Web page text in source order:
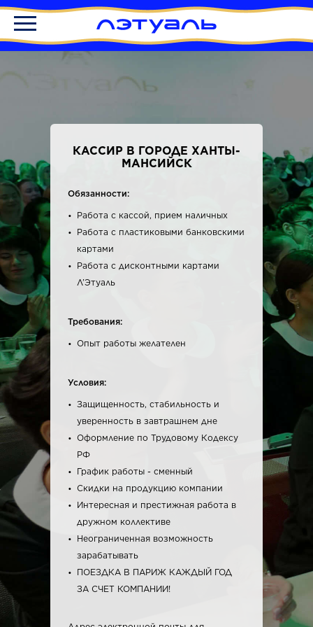
КАССИР В ГОРОДЕ ХАНТЫ-
МАНСИЙСК
Обязанности:
Работа с кассой, прием наличных
Работа с пластиковыми банковскими
картами
Работа с дисконтными картами
Л’Этуаль
Требования:
Опыт работы желателен
Условия:
Защищенность, стабильность и
уверенность в завтрашнем дне
Оформление по Трудовому Кодексу
РФ
График работы - сменный
Скидки на продукцию компании
Интересная и престижная работа в
дружном коллективе
Неограниченная возможность
зарабатывать
ПОЕЗДКА В ПАРИЖ КАЖДЫЙ ГОД
ЗА СЧЕТ КОМПАНИИ!